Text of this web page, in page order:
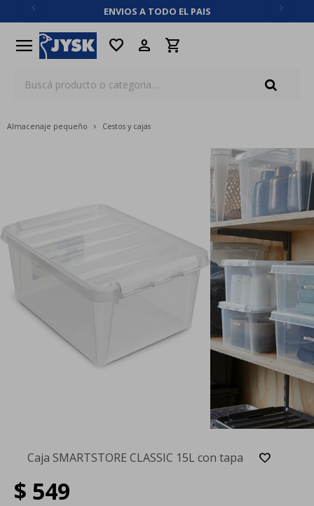
ENVIOS A TODO EL PAIS
menu favorite
Almacenaje pequeño Cestos y cajas
Caja SMARTSTORE CLASSIC 15L con tapa
$ 549
close